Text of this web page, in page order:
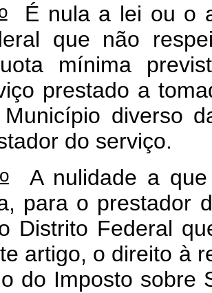
É nula a lei ou o
que não
mínima
prestado a
diverso
do serviço.
oA nulidade a que
para o prestador
Distrito Federal
artigo, o direito à
do Imposto sobre